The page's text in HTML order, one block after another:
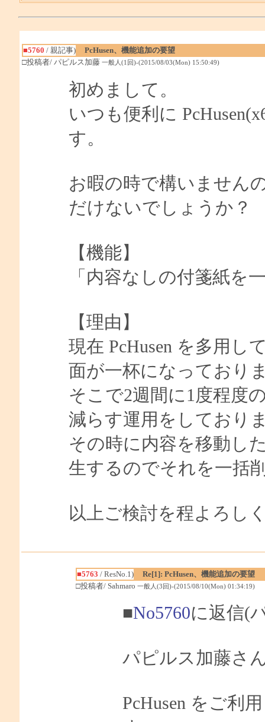
■5760 / 親記事)
PcHusen、機能追加の要望
□投稿者/ パピルス加藤 一般人(1回)-(2015/08/03(Mon) 15:50:49)
初めまして。
いつも便利に
す。
お暇の時で構いません
だけないでしょうか？
【機能】
「内容なしの付箋紙を
【理由】
現在 PcHusen を多用し
面が一杯になっており
そこで2週間に1度程度
減らす運用をしており
その時に内容を移動し
生するのでそれを一括
以上ご検討を程よろし
■5763 / ResNo.1)
Re[1]: PcHusen、機能追加の要望
□投稿者/ Sahmaro 一般人(3回)-(2015/08/10(Mon) 01:34:19)
■No5760に返信(
パピルス加藤さ
PcHusen をご利